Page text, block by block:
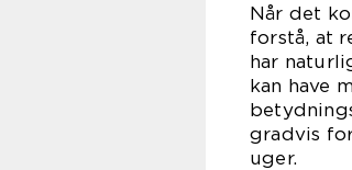
Når det
forstå, at
har
kan have
gradvis
uger.